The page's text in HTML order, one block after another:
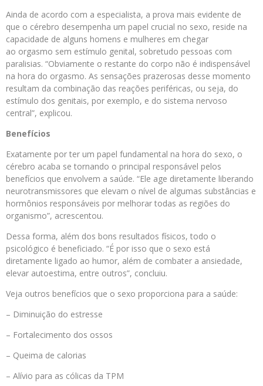
Ainda de acordo com a especialista, a prova mais evidente de
que o cérebro desempenha um papel crucial no sexo, reside na
capacidade de alguns homens e mulheres em chegar
ao orgasmo sem estímulo genital, sobretudo pessoas com
paralisias. “Obviamente o restante do corpo não é indispensável
na hora do orgasmo. As sensações prazerosas desse momento
resultam da combinação das reações periféricas, ou seja, do
estímulo dos genitais, por exemplo, e do sistema nervoso
central”, explicou.
Benefícios
Exatamente por ter um papel fundamental na hora do sexo, o
cérebro acaba se tornando o principal responsável pelos
benefícios que envolvem a saúde. “Ele age diretamente liberando
neurotransmissores que elevam o nível de algumas substâncias e
hormônios responsáveis por melhorar todas as regiões do
organismo”, acrescentou.
Dessa forma, além dos bons resultados físicos, todo o
psicológico é beneficiado. “É por isso que o sexo está
diretamente ligado ao humor, além de combater a ansiedade,
elevar autoestima, entre outros”, concluiu.
Veja outros benefícios que o sexo proporciona para a saúde:
– Diminuição do estresse
– Fortalecimento dos ossos
– Queima de calorias
– Alívio para as cólicas da TPM